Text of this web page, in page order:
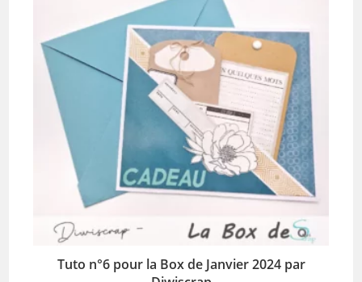
Tuto n°6 pour la Box de Janvier 2024 par